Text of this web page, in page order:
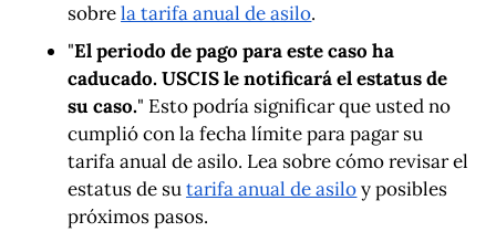
sobrela tarifa anual de asilo.
"El periodo de pago para este caso ha
caducado. USCIS le notificará el estatus de
su caso." Esto podría significar que usted no
cumplió con la fecha límite para pagar su
tarifa anual de asilo. Lea sobre cómo revisar el
estatus de sutarifa anual de asiloy posibles
próximos pasos.